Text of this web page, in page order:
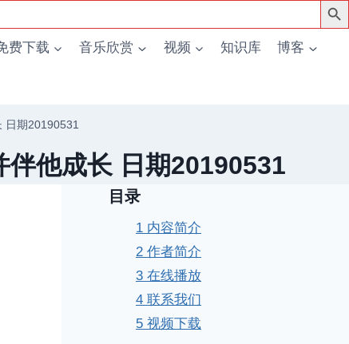
费下载 音乐欣赏 视频 知识库 博客
日期20190531
伴他成长 日期20190531
目录
1 内容简介
2 作者简介
3 在线播放
4 联系我们
5 视频下载